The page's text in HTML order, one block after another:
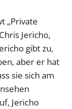
„Private
Jericho,
gibt zu,
aber er hat
sie sich am
Jericho